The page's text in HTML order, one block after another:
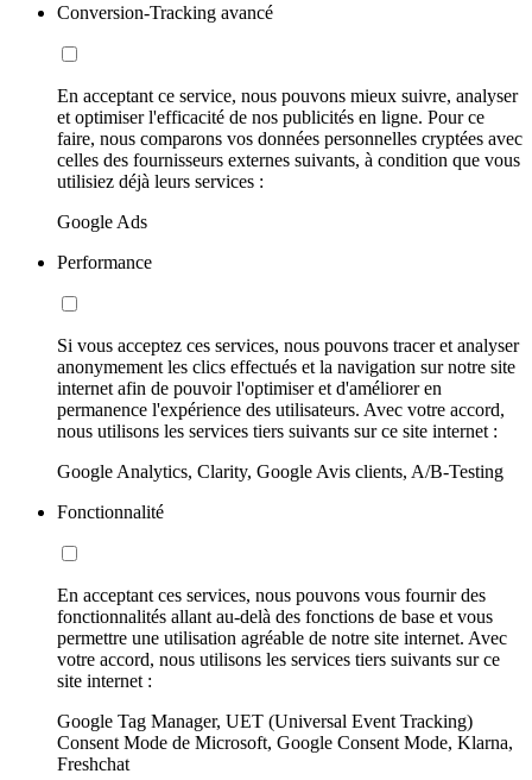
Conversion-Tracking avancé
En acceptant ce service, nous pouvons mieux suivre, analyser
et optimiser l'efficacité de nos publicités en ligne. Pour ce
faire, nous comparons vos données personnelles cryptées avec
celles des fournisseurs externes suivants, à condition que vous
utilisiez déjà leurs services :
Google Ads
Performance
Si vous acceptez ces services, nous pouvons tracer et analyser
anonymement les clics effectués et la navigation sur notre site
internet afin de pouvoir l'optimiser et d'améliorer en
permanence l'expérience des utilisateurs. Avec votre accord,
nous utilisons les services tiers suivants sur ce site internet :
Google Analytics, Clarity, Google Avis clients, A/B-Testing
Fonctionnalité
En acceptant ces services, nous pouvons vous fournir des
fonctionnalités allant au-delà des fonctions de base et vous
permettre une utilisation agréable de notre site internet. Avec
votre accord, nous utilisons les services tiers suivants sur ce
site internet :
Google Tag Manager, UET (Universal Event Tracking)
Consent Mode de Microsoft, Google Consent Mode, Klarna,
Freshchat